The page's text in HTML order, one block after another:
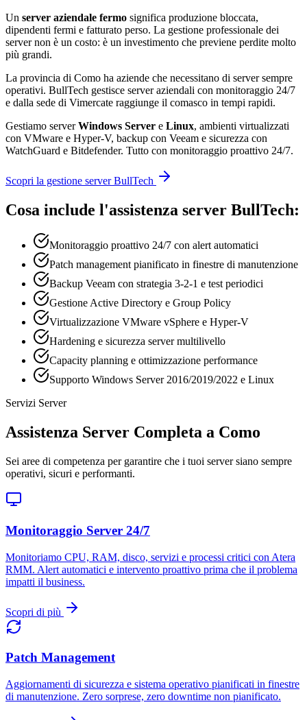
Un server aziendale fermo significa produzione bloccata,
dipendenti fermi e fatturato perso. La gestione professionale dei
server non è un costo: è un investimento che previene perdite molto
più grandi.
La provincia di Como ha aziende che necessitano di server sempre
operativi. BullTech gestisce server aziendali con monitoraggio 24/7
e dalla sede di Vimercate raggiunge il comasco in tempi rapidi.
Gestiamo serverWindows Server e Linux, ambienti virtualizzati
con VMware e Hyper-V, backup con Veeam e sicurezza con
WatchGuard e Bitdefender. Tutto con monitoraggio proattivo 24/7.
Scopri la gestione server BullTech
Cosa include l'assistenza server BullTech:
Monitoraggio proattivo 24/7 con alert automatici
Patch management pianificato in finestre di manutenzione
Backup Veeam con strategia 3-2-1 e test periodici
Gestione Active Directory e Group Policy
Virtualizzazione VMware vSphere e Hyper-V
Hardening e sicurezza server multilivello
Capacity planning e ottimizzazione performance
Supporto Windows Server 2016/2019/2022 e Linux
Servizi Server
Assistenza Server Completa a Como
Sei aree di competenza per garantire che i tuoi server siano sempre
operativi, sicuri e performanti.
Monitoraggio Server 24/7
Monitoriamo CPU, RAM, disco, servizi e processi critici con Atera
RMM. Alert automatici e intervento proattivo prima che il problema
impatti il business.
Scopri di più
Patch Management
Aggiornamenti di sicurezza e sistema operativo pianificati in finestre
di manutenzione. Zero sorprese, zero downtime non pianificato.